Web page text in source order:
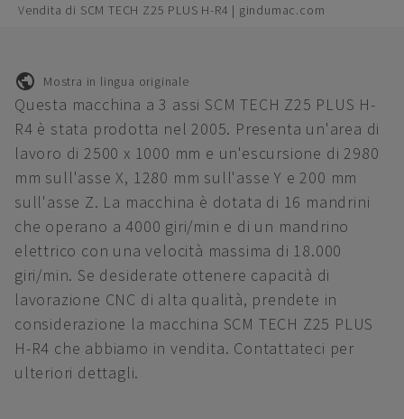
Vendita di SCM TECH Z25 PLUS H-R4 | gindumac.com
Mostra in lingua originale
Questa macchina a 3 assi SCM TECH Z25 PLUS H-
R4 è stata prodotta nel 2005. Presenta un'area di
lavoro di 2500 x 1000 mm e un'escursione di 2980
mm sull'asse X, 1280 mm sull'asse Y e 200 mm
sull'asse Z. La macchina è dotata di 16 mandrini
che operano a 4000 giri/min e di un mandrino
elettrico con una velocità massima di 18.000
giri/min. Se desiderate ottenere capacità di
lavorazione CNC di alta qualità, prendete in
considerazione la macchina SCM TECH Z25 PLUS
H-R4 che abbiamo in vendita. Contattateci per
ulteriori dettagli.